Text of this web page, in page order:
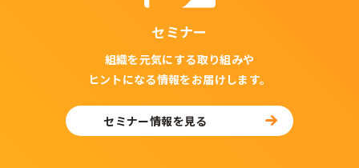
セミナー
組織を元気にする取り組みや
ヒントになる情報をお届けします。
セミナー情報を見る